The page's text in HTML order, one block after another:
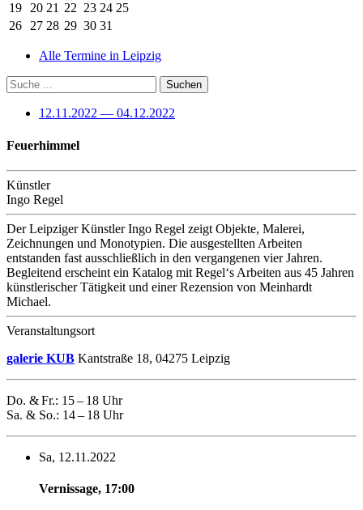
19 20 21 22 23 24 25
26 27 28 29 30 31
Alle Termine in Leipzig
12.11.2022 — 04.12.2022
Feuerhimmel
Künstler
Ingo Regel
Der Leipziger Künstler Ingo Regel zeigt Objekte, Malerei,
Zeichnungen und Monotypien. Die ausgestellten Arbeiten
entstanden fast ausschließlich in den vergangenen vier Jahren.
Begleitend erscheint ein Katalog mit Regel‘s Arbeiten aus 45 Jahren
künstlerischer Tätigkeit und einer Rezension von Meinhardt
Michael.
Veranstaltungsort
galerie KUB Kantstraße 18, 04275 Leipzig
Do. & Fr.: 15 – 18 Uhr
Sa. & So.: 14 – 18 Uhr
Sa, 12.11.2022
Vernissage, 17:00